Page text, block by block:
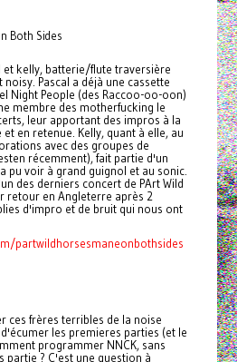
Both Sides
et kelly, batterie/flute traversière
Pascal a déjà une cassette
Night People (des Raccoo-oo-oon)
membre des motherfucking le
leur apportant des impros à la
en retenue. Kelly, quant à elle, au
avec des groupes de
récemment), fait partie d'un
pu voir à grand guignol et au sonic.
des derniers concert de PArt Wild
retour en Angleterre après 2
d'impro et de bruit qui nous ont
partwildhorsesmaneonbothsides
ces frères terribles de la noise
les premieres parties (et le
programmer NNCK, sans
partie ? C'est une question à